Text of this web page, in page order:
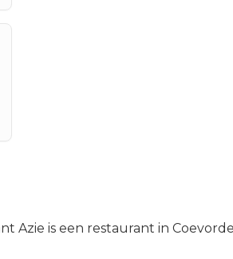
Azie is een restaurant in